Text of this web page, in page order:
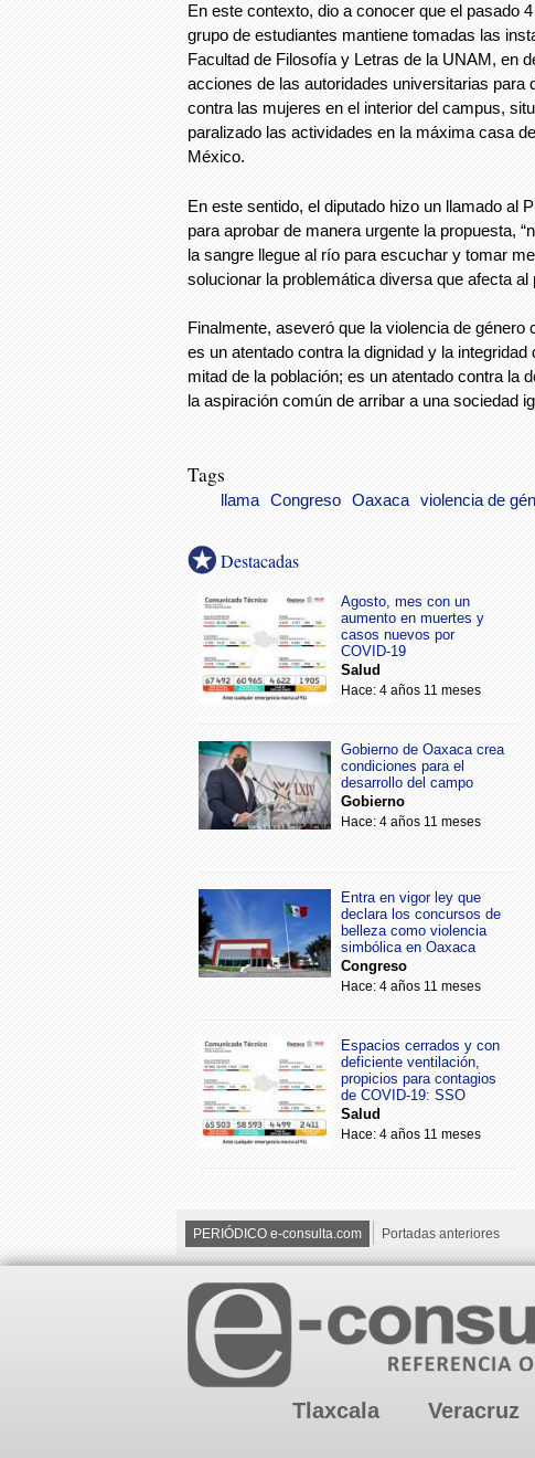
En este contexto, dio a conocer que el pasado
grupo de estudiantes mantiene tomadas las
Facultad de Filosofía y Letras de la UNAM, en
acciones de las autoridades universitarias para
contra las mujeres en el interior del campus,
paralizado las actividades en la máxima casa
México.
En este sentido, el diputado hizo un llamado al
para aprobar de manera urgente la propuesta,
la sangre llegue al río para escuchar y tomar
solucionar la problemática diversa que afecta al
Finalmente, aseveró que la violencia de género
es un atentado contra la dignidad y la integridad
mitad de la población; es un atentado contra la
la aspiración común de arribar a una sociedad
Tags
llama Congreso Oaxaca violencia de
Destacadas
Agosto, mes con un
aumento en muertes y
casos nuevos por
COVID-19
Salud
Hace: 4 años 11 meses
Gobierno de Oaxaca crea
condiciones para el
desarrollo del campo
Gobierno
Hace: 4 años 11 meses
Entra en vigor ley que
declara los concursos de
belleza como violencia
simbólica en Oaxaca
Congreso
Hace: 4 años 11 meses
Espacios cerrados y con
deficiente ventilación,
propicios para contagios
de COVID-19: SSO
Salud
Hace: 4 años 11 meses
PERIÓDICO e-consulta.com Portadas anteriores
Tlaxcala Veracruz